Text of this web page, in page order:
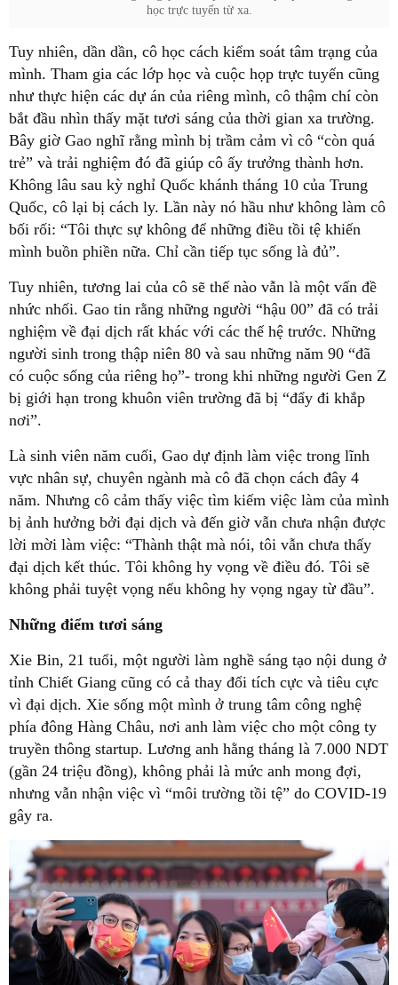
học trực tuyến từ xa.
Tuy nhiên, dần dần, cô học cách kiểm soát tâm trạng của
mình. Tham gia các lớp học và cuộc họp trực tuyến cũng
như thực hiện các dự án của riêng mình, cô thậm chí còn
bắt đầu nhìn thấy mặt tươi sáng của thời gian xa trường.
Bây giờ Gao nghĩ rằng mình bị trầm cảm vì cô “còn quá
trẻ” và trải nghiệm đó đã giúp cô ấy trưởng thành hơn.
Không lâu sau kỳ nghỉ Quốc khánh tháng 10 của Trung
Quốc, cô lại bị cách ly. Lần này nó hầu như không làm cô
bối rối: “Tôi thực sự không để những điều tồi tệ khiến
mình buồn phiền nữa. Chỉ cần tiếp tục sống là đủ”.
Tuy nhiên, tương lai của cô sẽ thế nào vẫn là một vấn đề
nhức nhối. Gao tin rằng những người “hậu 00” đã có trải
nghiệm về đại dịch rất khác với các thế hệ trước. Những
người sinh trong thập niên 80 và sau những năm 90 “đã
có cuộc sống của riêng họ”- trong khi những người Gen Z
bị giới hạn trong khuôn viên trường đã bị “đẩy đi khắp
nơi”.
Là sinh viên năm cuối, Gao dự định làm việc trong lĩnh
vực nhân sự, chuyên ngành mà cô đã chọn cách đây 4
năm. Nhưng cô cảm thấy việc tìm kiếm việc làm của mình
bị ảnh hưởng bởi đại dịch và đến giờ vẫn chưa nhận được
lời mời làm việc: “Thành thật mà nói, tôi vẫn chưa thấy
đại dịch kết thúc. Tôi không hy vọng về điều đó. Tôi sẽ
không phải tuyệt vọng nếu không hy vọng ngay từ đầu”.
Những điểm tươi sáng
Xie Bin, 21 tuổi, một người làm nghề sáng tạo nội dung ở
tỉnh Chiết Giang cũng có cả thay đổi tích cực và tiêu cực
vì đại dịch. Xie sống một mình ở trung tâm công nghệ
phía đông Hàng Châu, nơi anh làm việc cho một công ty
truyền thông startup. Lương anh hằng tháng là 7.000 NDT
(gần 24 triệu đồng), không phải là mức anh mong đợi,
nhưng vẫn nhận việc vì “môi trường tồi tệ” do COVID-19
gây ra.